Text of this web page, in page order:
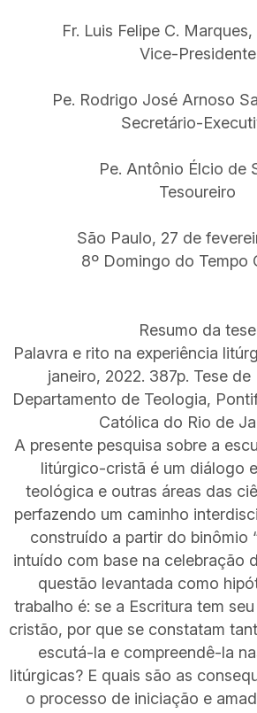
Fr. Luis Felipe C.
Vice-Presidente
Pe. Rodrigo José Arnoso
Secretário-
Pe. Antônio Élcio de
Tesoureiro
São Paulo, 27 de
8º Domingo do Tempo
Resumo da tese
Palavra e rito na experiência
janeiro, 2022. 387p. Tese
Departamento de Teologia,
Católica do Rio de
A presente pesquisa sobre a
litúrgico-cristã é um diálogo
teológica e outras áreas das
perfazendo um caminho
construído a partir do binômio
intuído com base na celebração
questão levantada como
trabalho é: se a Escritura tem
cristão, por que se constatam
escutá-la e compreendê-la
litúrgicas? E quais são as
o processo de iniciação e